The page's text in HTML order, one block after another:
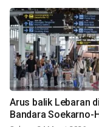
Arus balik Lebaran di
Bandara Soekarno-